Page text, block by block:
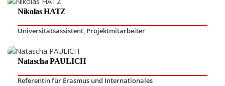
Nikolas HATZ
Universitätsassistent, Projektmitarbeiter
Natascha PAULICH
Referentin für Erasmus und Internationales